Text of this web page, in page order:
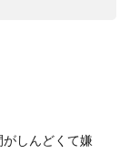
しんどくて嫌